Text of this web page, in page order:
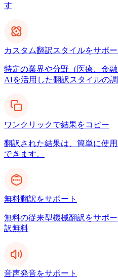
す
カスタム翻訳スタイルをサポー
特定の業界や分野（医療、金
AIを活用した翻訳スタイルの
ワンクリックで結果をコピー
翻訳された結果は、簡単に使
できます。
無料翻訳をサポート
無料の従来型機械翻訳をサポ
訳無料
音声発音をサポート